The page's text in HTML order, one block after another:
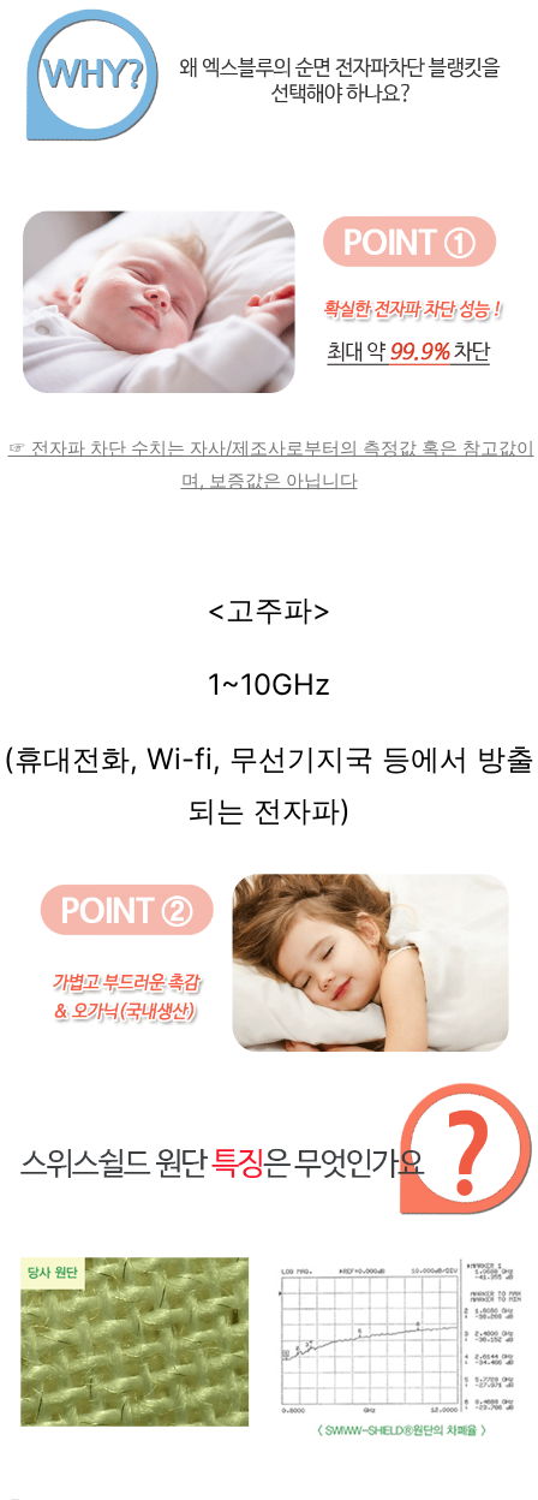
☞ 전자파 차단 수치는 자사/제조사로부터의 측정값 혹은 참고값이
며, 보증값은 아닙니다
<고주파>
1~10GHz
(휴대전화, Wi-fi, 무선기지국 등에서 방출
되는 전자파)